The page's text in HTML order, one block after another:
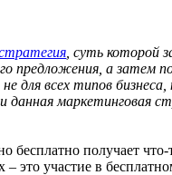
, суть которой
а затем
для всех типов
данная маркетинговая
получает
это участие в